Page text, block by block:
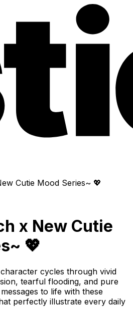
Cutie Mood Series~ 💖
x New Cutie
💖
cycles through vivid
tearful flooding, and pure
to life with these
perfectly illustrate every daily